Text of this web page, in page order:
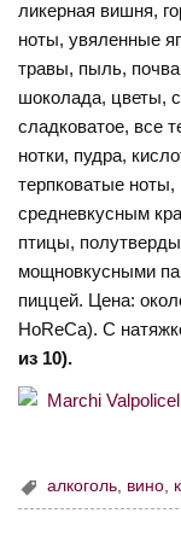
ликерная вишня,
ноты, увяленные
травы, пыль,
шоколада, цветы,
сладковатое, все
нотки, пудра,
терпковатые ноты,
средневкусным
птицы,
мощновкусными
пиццей. Цена:
HoReCa). С
из 10).
алкоголь, вино,